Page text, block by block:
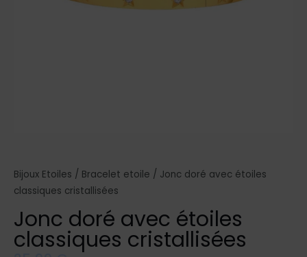
Bijoux Etoiles / Bracelet etoile / Jonc doré avec étoiles
classiques cristallisées
Jonc doré avec étoiles
classiques cristallisées